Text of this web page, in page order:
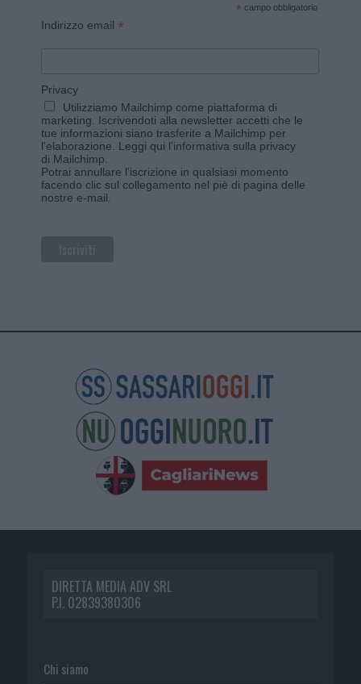
* campo obbligatorio
Indirizzo email *
Privacy
Utilizziamo Mailchimp come piattaforma di
marketing. Iscrivendoti alla newsletter accetti che le
tue informazioni siano trasferite a Mailchimp per
l'elaborazione. Leggi qui l'informativa sulla privacy
di Mailchimp
Potrai annullare l'iscrizione in qualsiasi momento
facendo clic sul collegamento nel piè di pagina delle
nostre e-mail.
DIRETTA MEDIA ADV SRL
P.I. 02839380306
Chi siamo